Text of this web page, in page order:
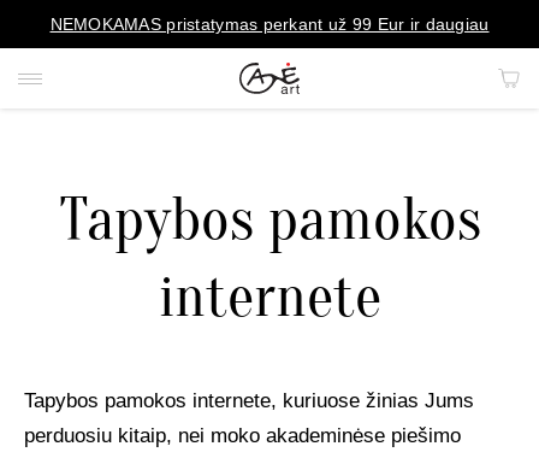
NEMOKAMAS pristatymas perkant už 99 Eur ir daugiau
PORTRETAI
KILIMAI
Tapybos pamokos
internete
Tapybos pamokos internete, kuriuose žinias Jums
perduosiu kitaip, nei moko akademinėse piešimo